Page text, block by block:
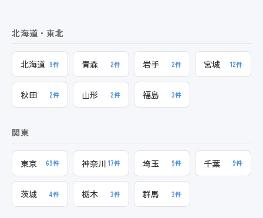
北海道・東北
北海道 9件 青森 2件 岩手 2件 宮城 12件
秋田 2件 山形 2件 福島 3件
関東
東京 69件 神奈川 17件 埼玉 9件 千葉 9件
茨城 4件 栃木 3件 群馬 3件